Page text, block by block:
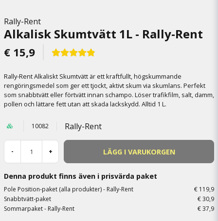
Rally-Rent
Alkalisk Skumtvätt 1L - Rally-Rent
€ 15,9
Rally-Rent Alkaliskt Skumtvätt är ett kraftfullt, högskummande
rengöringsmedel som ger ett tjockt, aktivt skum via skumlans. Perfekt
som snabbtvätt eller förtvätt innan schampo. Löser trafikfilm, salt, damm,
pollen och lättare fett utan att skada lackskydd. Alltid 1 L.
10082 Rally-Rent
- + LÄGG I VARUKORGEN
Denna produkt finns även i prisvärda paket
Pole Position-paket (alla produkter) - Rally-Rent
€ 119,9
Snabbtvätt-paket
€ 30,9
Sommarpaket - Rally-Rent
€ 37,9